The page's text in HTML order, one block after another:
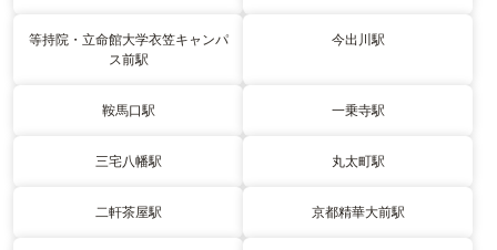
等持院・立命館大学衣笠キャンパ
ス前駅
今出川駅
鞍馬口駅 一乗寺駅
三宅八幡駅 丸太町駅
二軒茶屋駅 京都精華大前駅